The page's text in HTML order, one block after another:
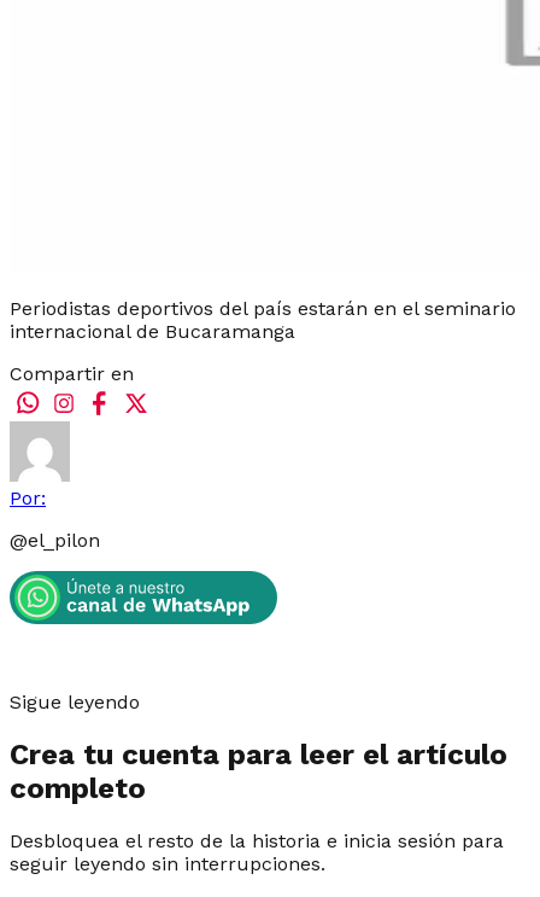
Periodistas deportivos del país estarán en el seminario
internacional de Bucaramanga
Compartir en
Por:
@el_pilon
Sigue leyendo
Crea tu cuenta para leer el artículo
completo
Desbloquea el resto de la historia e inicia sesión para
seguir leyendo sin interrupciones.